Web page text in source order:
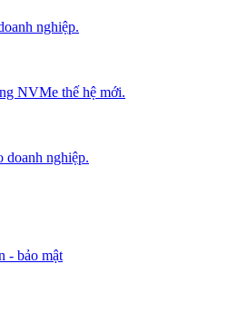
nghiệp.
NVMe thế hệ mới.
doanh nghiệp.
- bảo mật